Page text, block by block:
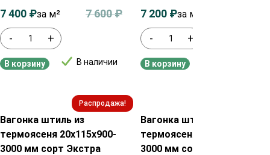
- +
В наличии
7 600₽
7 400 ₽за м²
В корзину
- +
7 200 ₽за м²
В корзину
Распродажа!
Вагонка штиль из
термоясеня 20х115х900-
3000 мм сорт Экстра
Вагонка штиль из
термоясеня 20х100х900-
3000 мм сорт Экстра